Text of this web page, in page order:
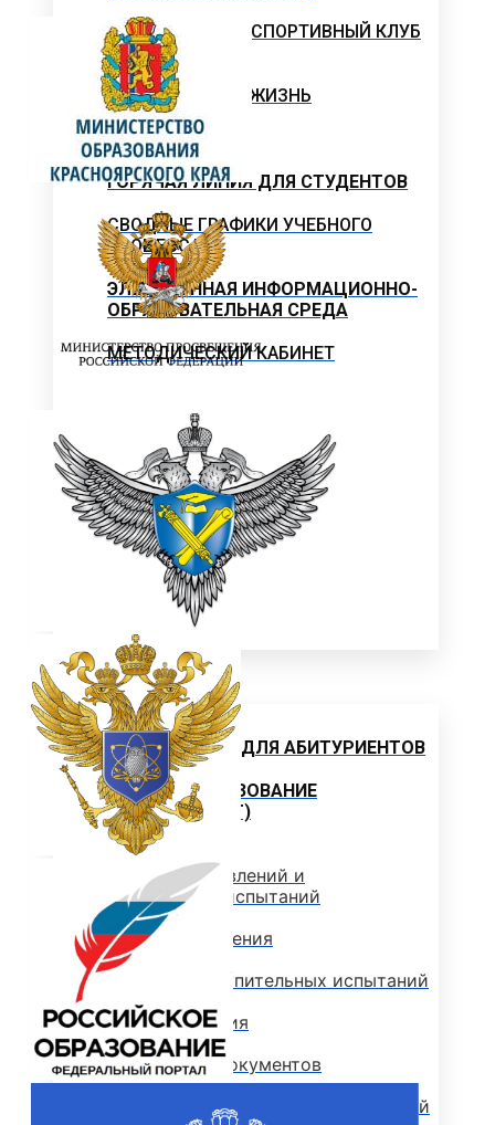
СТУДЕНЧЕСКИЙ СПОРТИВНЫЙ КЛУБ
«СИБЛИС»
СТУДЕНЧЕСКАЯ ЖИЗНЬ
ОБЪЯВЛЕНИЯ
ГОРЯЧАЯ ЛИНИЯ ДЛЯ СТУДЕНТОВ
СВОДНЫЕ ГРАФИКИ УЧЕБНОГО
ПРОЦЕССА
ЭЛЕКТРОННАЯ ИНФОРМАЦИОННО-
ОБРАЗОВАТЕЛЬНАЯ СРЕДА
МЕТОДИЧЕСКИЙ КАБИНЕТ
Методические материалы
дополнительного образования
Методическое обеспечение
Рабочие программы
Рабочие программы практик
Объявления
Абитуриенту
ИНФОРМАЦИЯ ДЛЯ АБИТУРИЕНТОВ
ВЫСШЕЕ ОБРАЗОВАНИЕ
(БАКАЛАВРИАТ)
Перечень направлений и
вступительных испытаний
Стоимость обучения
Расписание вступительных испытаний
Сроки зачисления
Сроки подачи документов
Программы вступительных испытаний